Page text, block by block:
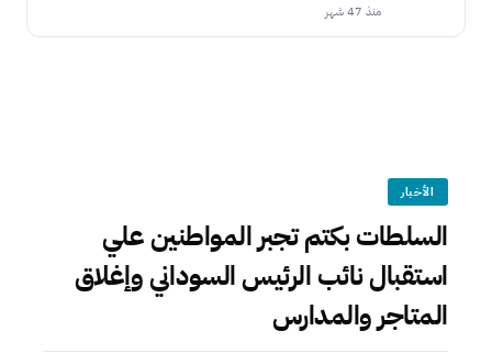
منذ 47 شهر
الأخبار
السلطات بكتم تجبر المواطنين علي
استقبال نائب الرئيس السوداني وإغلاق
المتاجر والمدارس